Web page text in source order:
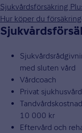
Sjukvårdsförsäkring
Hur köper du
med sluten vård
Vårdcoach
Privat
10 000 kr
Eftervård och